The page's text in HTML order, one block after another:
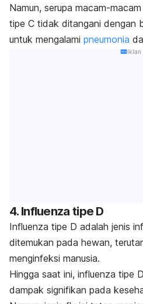
Namun, serupa macam-
tipe C tidak ditangani dengan
untuk mengalami pneumonia
Iklan
4. Influenza tipe D
Influenza tipe D adalah jenis
ditemukan pada hewan,
menginfeksi manusia.
Hingga saat ini, influenza tipe
dampak signifikan pada